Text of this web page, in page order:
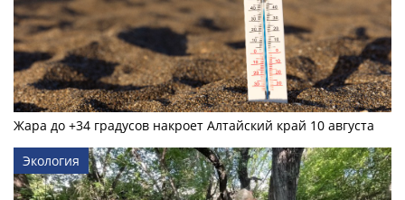
Жара до +34 градусов накроет Алтайский край 10 августа
Экология